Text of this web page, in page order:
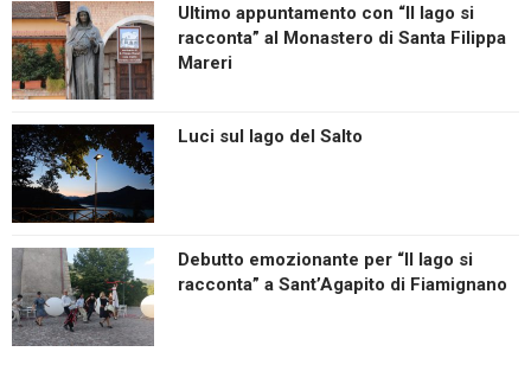
Ultimo appuntamento con “Il lago si
racconta” al Monastero di Santa Filippa
Mareri
Luci sul lago del Salto
Debutto emozionante per “Il lago si
racconta” a Sant’Agapito di Fiamignano